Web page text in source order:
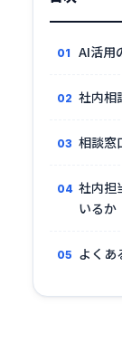
AI活用
社内相
相談窓
社内担
いるか
よくあ